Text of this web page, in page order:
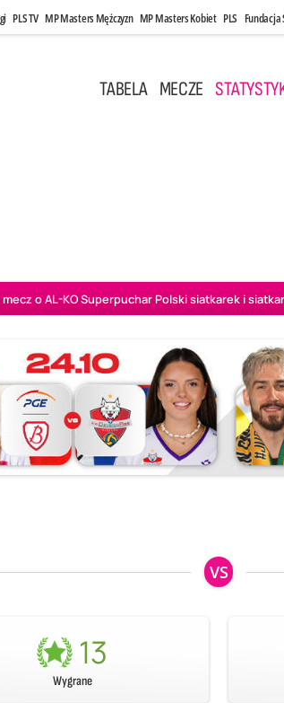
PLS TV MP Masters Mężczyzn MP Masters Kobiet PLS
TABELA MECZE
o AL-KO Superpuchar Polski siatkarek i
VS
13
Wygrane